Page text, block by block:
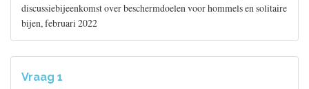
discussiebijeenkomst over beschermdoelen voor hommels en solitaire
bijen, februari 2022
Vraag 1